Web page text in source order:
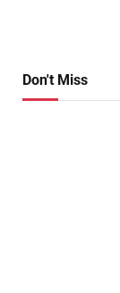
Don't Miss